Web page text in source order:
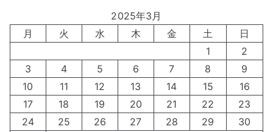
2025年3月
月
火 水 木 金 土
日
1
2
3
4 5 6 7 8
9
10
11 12 13 14 15
16
17
18 19 20 21 22
23
24
25 26 27 28 29 30